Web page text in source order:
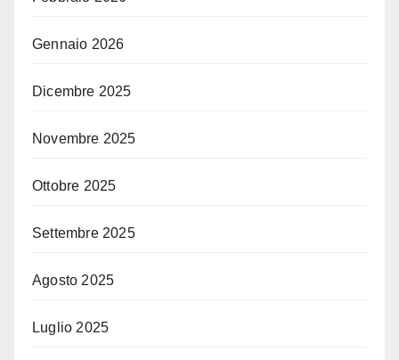
Gennaio 2026
Dicembre 2025
Novembre 2025
Ottobre 2025
Settembre 2025
Agosto 2025
Luglio 2025